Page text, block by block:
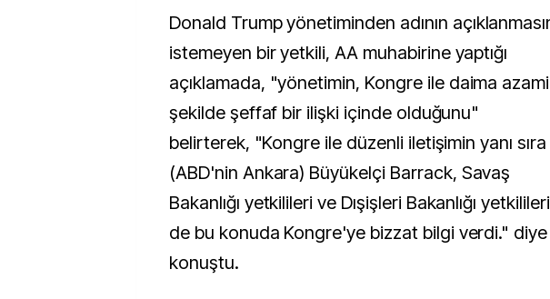
Donald Trump yönetiminden adının açıklanmasını
istemeyen bir yetkili, AA muhabirine yaptığı
açıklamada, "yönetimin, Kongre ile daima azami
şekilde şeffaf bir ilişki içinde olduğunu"
belirterek, "Kongre ile düzenli iletişimin yanı sıra
(ABD'nin Ankara) Büyükelçi Barrack, Savaş
Bakanlığı yetkilileri ve Dışişleri Bakanlığı yetkilileri
de bu konuda Kongre'ye bizzat bilgi verdi." diye
konuştu.